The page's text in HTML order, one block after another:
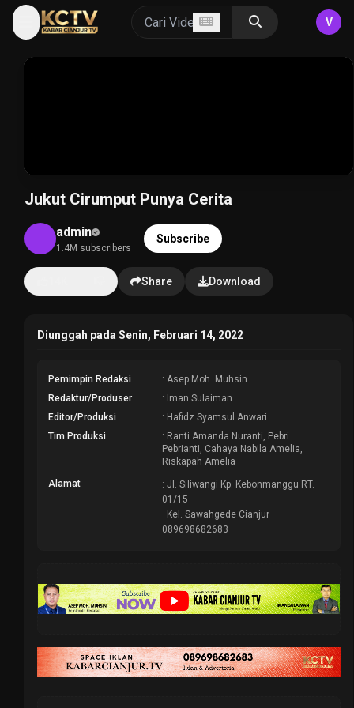
V
Jukut Cirumput Punya Cerita
admin
1.4M subscribers
Subscribe
Share Download
Diunggah pada Senin, Februari 14, 2022
Pemimpin Redaksi
: Asep Moh. Muhsin
Redaktur/Produser
: Iman Sulaiman
Editor/Produksi
: Hafidz Syamsul Anwari
Tim Produksi
: Ranti Amanda Nuranti, Pebri
Pebrianti, Cahaya Nabila Amelia,
Riskapah Amelia
Alamat
: Jl. Siliwangi Kp. Kebonmanggu RT.
01/15
Kel. Sawahgede Cianjur
089698682683